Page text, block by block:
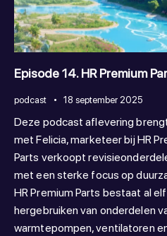
Episode 14. HR Premium
podcast 18 september 2025
Deze podcast aflevering
met Felicia, marketeer bij HR
Parts verkoopt
met een sterke focus op
HR Premium Parts bestaat al
hergebruiken van onderdelen
warmtepompen, ventilatoren